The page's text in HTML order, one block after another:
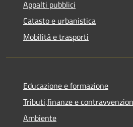
Appalti pubblici
Catasto e urbanistica
Mobilità e trasporti
Educazione e formazione
Tributi,finanze e
Ambiente